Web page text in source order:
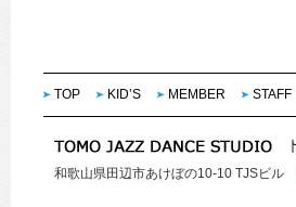
TOP KID’S MEMBER STAFF
和歌山県田辺市あけぼの10-10 TJSビル